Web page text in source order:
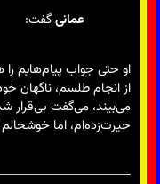
عمانیگفت:
او حتی جواب پیام‌هایم را
از انجام طلسم،
می‌بیند، می‌گفت بی‌قرار
حیرت‌زده‌ام، اما